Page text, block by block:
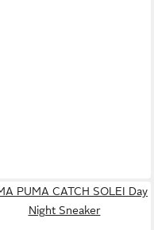
PUMA CATCH SOLEI Day
Night Sneaker